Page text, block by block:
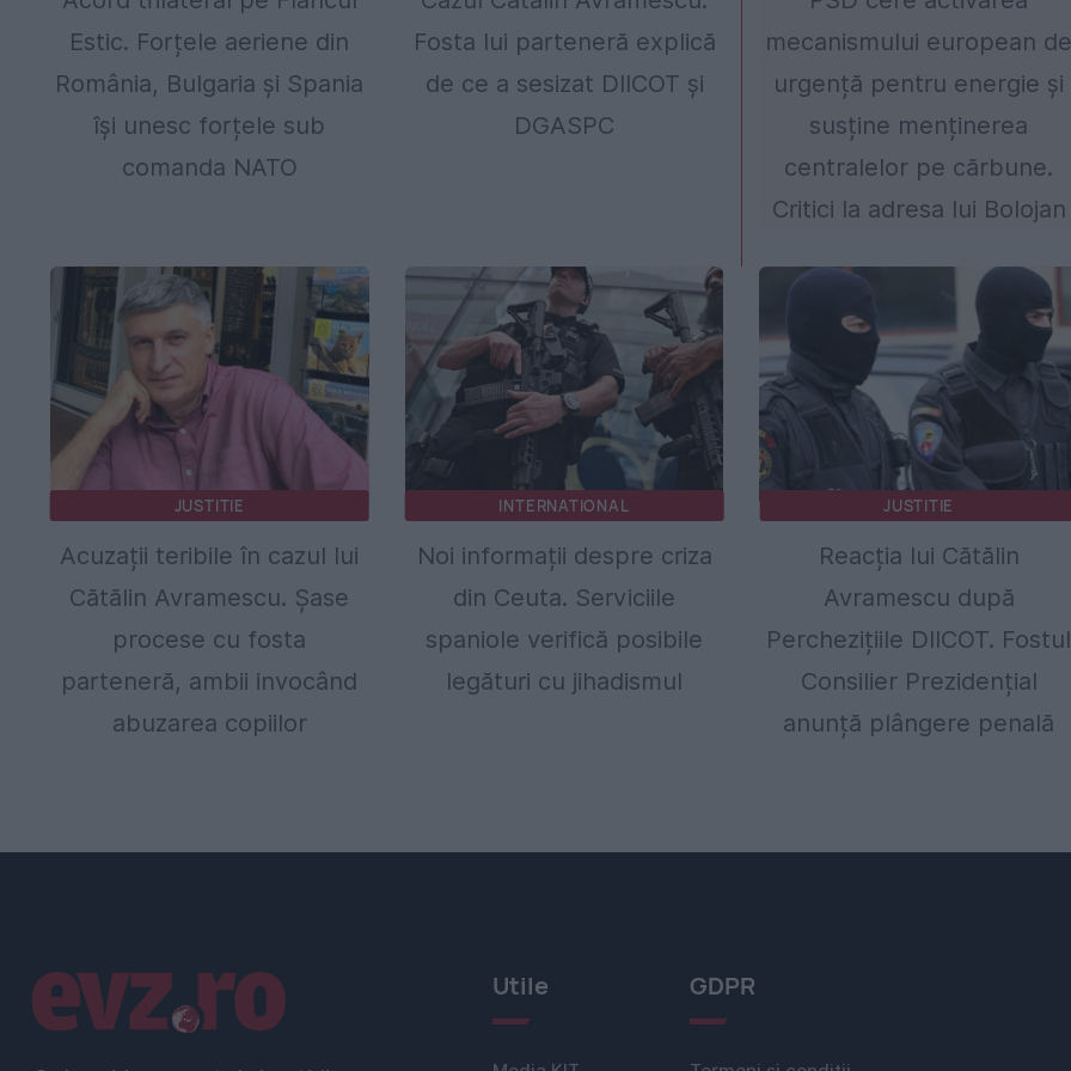
Estic. Forțele aeriene din
România, Bulgaria și Spania
își unesc forțele sub
comanda NATO
Fosta lui parteneră explică
de ce a sesizat DIICOT și
DGASPC
mecanismului european
urgență pentru energie și
susține menținerea
centralelor pe cărbune.
Critici la adresa lui Bolojan
JUSTITIE
Acuzații teribile în cazul lui
Cătălin Avramescu. Șase
procese cu fosta
parteneră, ambii invocând
abuzarea copiilor
INTERNATIONAL
Noi informații despre criza
din Ceuta. Serviciile
spaniole verifică posibile
legături cu jihadismul
JUSTITIE
Reacția lui Cătălin
Avramescu după
Perchezițiile DIICOT. Fostul
Consilier Prezidențial
anunță plângere penală
Linkuri utile Utile GDPR